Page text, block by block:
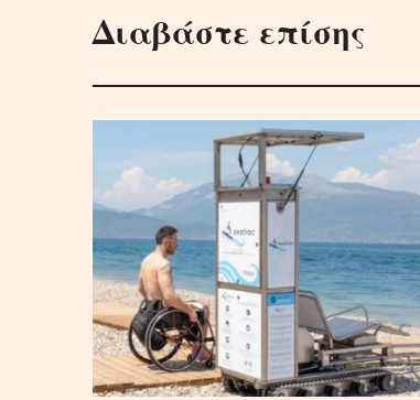
Διαβάστε επίσης